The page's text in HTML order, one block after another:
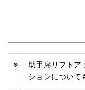
※
助手席リフトア
ションについて